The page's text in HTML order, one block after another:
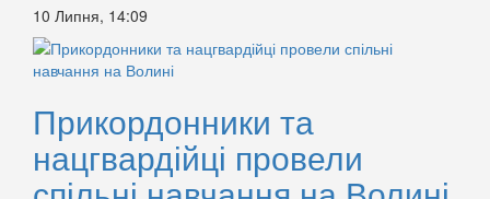
10 Липня, 14:09
Прикордонники та
нацгвардійці провели